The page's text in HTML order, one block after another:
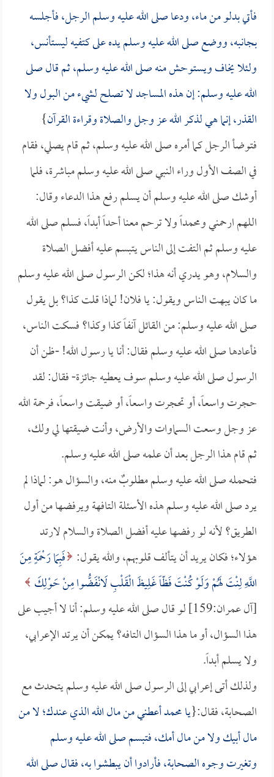
فأتي بدلو من ماء، ودعا صلى الله عليه وسلم الرجل، فأجلسه
بجانبه، ووضع صلى الله عليه وسلم يده على كتفيه ليستأنس،
ولئلا يخاف ويستوحش منه صلى الله عليه وسلم، ثم قال صلى
الله عليه وسلم: إن هذه المساجد لا تصلح لشيء من البول ولا
القذر، إنما هي لذكر الله عز وجل والصلاة وقراءة القرآن}
فتوضأ الرجل كما أمره صلى الله عليه وسلم، ثم قام يصلي، فقام
في الصف الأول وراء النبي صلى الله عليه وسلم مباشرة، فلما
أوشك صلى الله عليه وسلم أن يسلم رفع هذا الدعاء وقال:
اللهم ارحمني ومحمداً ولا ترحم معنا أحداً أبداً، فسلم صلى الله
عليه وسلم ثم التفت إلى الناس يتبسم عليه أفضل الصلاة
والسلام، وهو يدري أنه هذا؛ لكن الرسول صلى الله عليه وسلم
ما كان يبهت الناس ويقول: يا فلان! لماذا قلت كذا؟ بل يقول
صلى الله عليه وسلم: من القائل آنفاً كذا وكذا؟ فسكت الناس،
فأعادها صلى الله عليه وسلم فقال: أنا يا رسول الله! -ظن أن
الرسول صلى الله عليه وسلم سوف يعطيه جائزة- فقال: لقد
حجرت واسعاً، أو تحجرت واسعاً، أو ضيقت واسعاً، فرحمة الله
عز وجل وسعت السماوات والأرض، وأنت ضيقتها لي ولك،
ثم قام هذا الرجل بعد أن علمه صلى الله عليه وسلم.
فتحمله صلى الله عليه وسلم مطلوبٌ منه، والسؤال هو: لماذا لم
يرد صلى الله عليه وسلم هذه الأسئلة التافهة ويرفضها من أول
الطريق؟ لأنه لو رفضها عليه أفضل الصلاة والسلام لارتد
هؤلاء؛ فكان يريد أن يتألف قلوبهم، والله يقول: فَبِمَا رَحْمَةٍ مِنَ
اللَّهِ لِنْتَ لَهُمْ وَلَوْ كُنْتَ فَظّاً غَلِيظَ الْقَلْبِ لَانْفَضُّوا مِنْ حَوْلِكَ
[آل عمران:159] لو قال صلى الله عليه وسلم: أنا لا أجيب على
هذا السؤال، أو ما هذا السؤال التافه؟ يمكن أن يرتد الإعرابي،
ولا يسلم أبداً.
ولذلك أتى إعرابي إلى الرسول صلى الله عليه وسلم يتحدث مع
الصحابة، فقال:{يا محمد أعطني من مال الله الذي عندك؛ لا من
مال أبيك ولا من مال أمك، فتبسم صلى الله عليه وسلم
وتغيرت وجوه الصحابة، فأرادوا أن يبطشوا به، فقال صلى الله